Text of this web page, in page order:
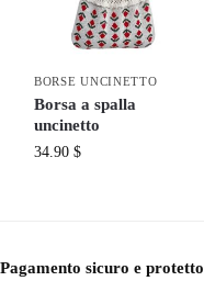
BORSE UNCINETTO
Borsa a spalla
uncinetto
34.90 $
Pagamento sicuro e protetto